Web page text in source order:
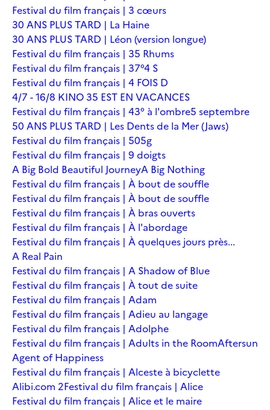
Festival du film français | 3 cœurs
30 ANS PLUS TARD | La Haine
30 ANS PLUS TARD | Léon (version longue)
Festival du film français | 35 Rhums
Festival du film français | 37°4 S
Festival du film français | 4 FOIS D
4/7 - 16/8 KINO 35 EST EN VACANCES
Festival du film français | 43° à l'ombre5 septembre
50 ANS PLUS TARD | Les Dents de la Mer (Jaws)
Festival du film français | 505g
Festival du film français | 9 doigts
A Big Bold Beautiful JourneyA Big Nothing
Festival du film français | À bout de souffle
Festival du film français | À bout de souffle
Festival du film français | À bras ouverts
Festival du film français | À l'abordage
Festival du film français | À quelques jours près...
A Real Pain
Festival du film français | A Shadow of Blue
Festival du film français | À tout de suite
Festival du film français | Adam
Festival du film français | Adieu au langage
Festival du film français | Adolphe
Festival du film français | Adults in the RoomAftersun
Agent of Happiness
Festival du film français | Alceste à bicyclette
Alibi.com 2Festival du film français | Alice
Festival du film français | Alice et le maire